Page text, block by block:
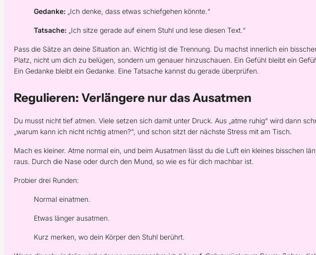
Gedanke: „Ich denke, dass etwas schiefgehen könnte.“
Tatsache: „Ich sitze gerade auf einem Stuhl und lese diesen Text.“
Pass die Sätze an deine Situation an. Wichtig ist die Trennung. Du machst innerlich ein
Platz, nicht um dich zu belügen, sondern um genauer hinzuschauen. Ein Gefühl bleibt ein
Ein Gedanke bleibt ein Gedanke. Eine Tatsache kannst du gerade überprüfen.
Regulieren: Verlängere nur das Ausatmen
Du musst nicht tief atmen. Viele setzen sich damit unter Druck. Aus „atme ruhig“ wird dann
„warum kann ich nicht richtig atmen?“, und schon sitzt der nächste Stress mit am Tisch.
Mach es kleiner. Atme normal ein, und beim Ausatmen lässt du die Luft ein kleines bisschen
raus. Durch die Nase oder durch den Mund, so wie es für dich machbar ist.
Probier drei Runden:
Normal einatmen.
Etwas länger ausatmen.
Kurz merken, wo dein Körper den Stuhl berührt.